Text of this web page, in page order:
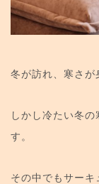
冬が訪れ、寒さが
しかし冷たい冬
す。
その中でもサー